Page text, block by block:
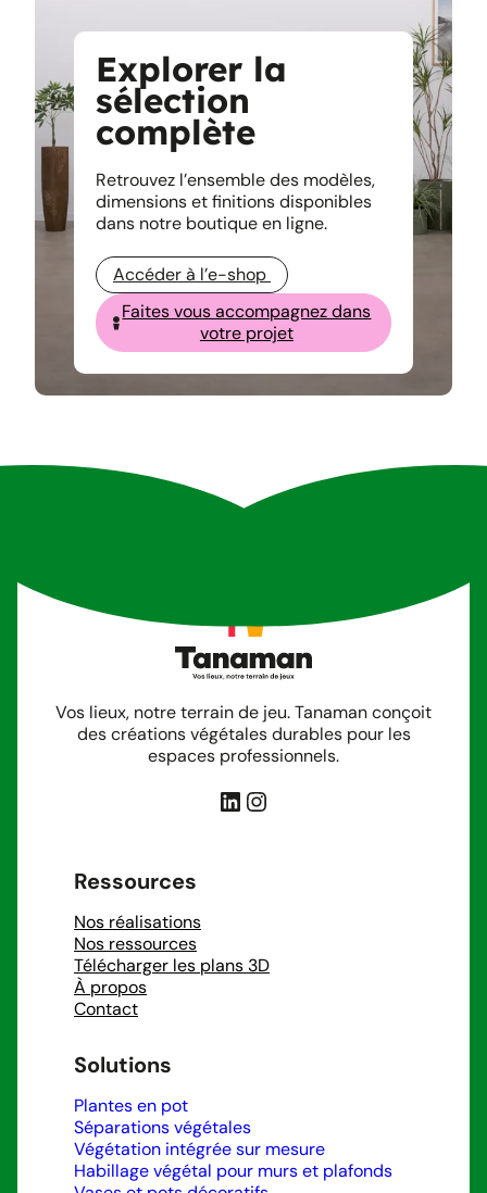
Explorer la
sélection
complète
Retrouvez l’ensemble des modèles,
dimensions et finitions disponibles
dans notre boutique en ligne.
Accéder à l’e-shop
Faites vous accompagnez dans
votre projet
Vos lieux, notre terrain de jeu. Tanaman conçoit
des créations végétales durables pour les
espaces professionnels.
LinkedIn
Instagram
Ressources
Nos réalisations
Nos ressources
Télécharger les plans 3D
À propos
Contact
Solutions
Plantes en pot
Séparations végétales
Végétation intégrée sur mesure
Habillage végétal pour murs et plafonds